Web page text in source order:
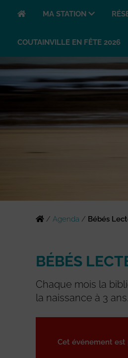
MA STATION
COUTAINVILLE EN FÊTE 2026
/ Agenda / Bébés
BÉBÉS
Chaque mois la
la naissance à 3 ans.
Cet événement est